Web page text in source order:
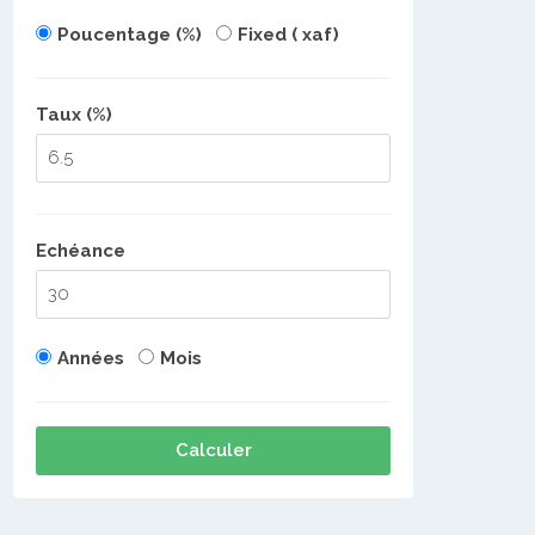
Poucentage (%) Fixed ( xaf)
Taux (%)
Echéance
Années Mois
Calculer